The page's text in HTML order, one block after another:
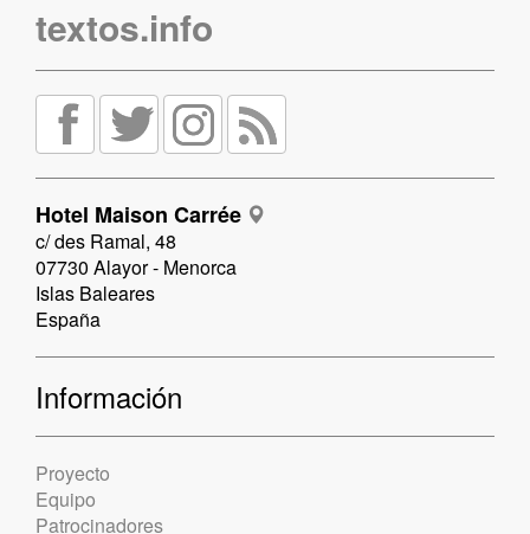
textos.info
Hotel Maison Carrée
c/ des Ramal, 48
07730 Alayor - Menorca
Islas Baleares
España
Información
Proyecto
Equipo
Patrocinadores